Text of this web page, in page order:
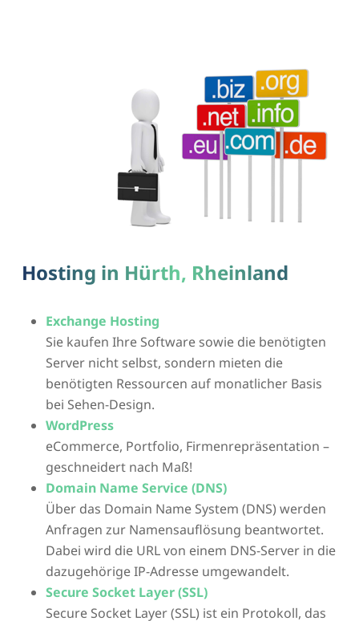
Hosting in Hürth, Rheinland
Exchange Hosting
Sie kaufen Ihre Software sowie die benötigten
Server nicht selbst, sondern mieten die
benötigten Ressourcen auf monatlicher Basis
bei Sehen-Design.
WordPress
eCommerce, Portfolio, Firmenrepräsentation –
geschneidert nach Maß!
Domain Name Service (DNS)
Über das Domain Name System (DNS) werden
Anfragen zur Namensauflösung beantwortet.
Dabei wird die URL von einem DNS-Server in die
dazugehörige IP-Adresse umgewandelt.
Secure Socket Layer (SSL)
Secure Socket Layer (SSL) ist ein Protokoll, das